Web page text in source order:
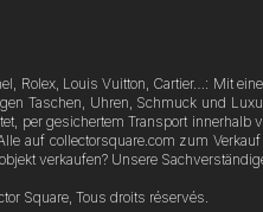
Rolex, Louis Vuitton, Cartier…: Mit
Taschen, Uhren, Schmuck und
per gesichertem Transport
auf collectorsquare.com zum
verkaufen? Unsere
Square, Tous droits réservés.